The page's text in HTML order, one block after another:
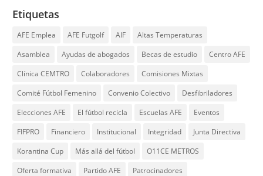
Etiquetas
AFE Emplea AFE Futgolf AIF
Altas Temperaturas
Asamblea
Ayudas de abogados Becas de estudio
Centro AFE
Clínica CEMTRO
Colaboradores
Comisiones Mixtas
Comité Fútbol Femenino
Convenio Colectivo
Desfibriladores
Elecciones AFE
El fútbol recicla Escuelas AFE
Eventos
FIFPRO
Financiero Institucional Integridad
Junta Directiva
Korantina Cup
Más allá del fútbol
O11CE METROS
Oferta formativa
Partido AFE
Patrocinadores